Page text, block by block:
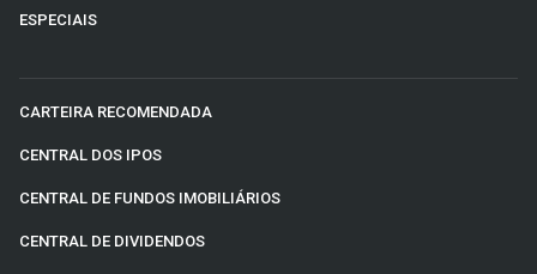
ESPECIAIS
CARTEIRA RECOMENDADA
CENTRAL DOS IPOS
CENTRAL DE FUNDOS IMOBILIÁRIOS
CENTRAL DE DIVIDENDOS